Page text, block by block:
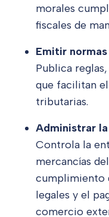
morales
fiscales de
Emitir
Publica
que facilitan
tributarias.
Administrar
Controla la
mercancías
cumplimiento
legales y el
comercio